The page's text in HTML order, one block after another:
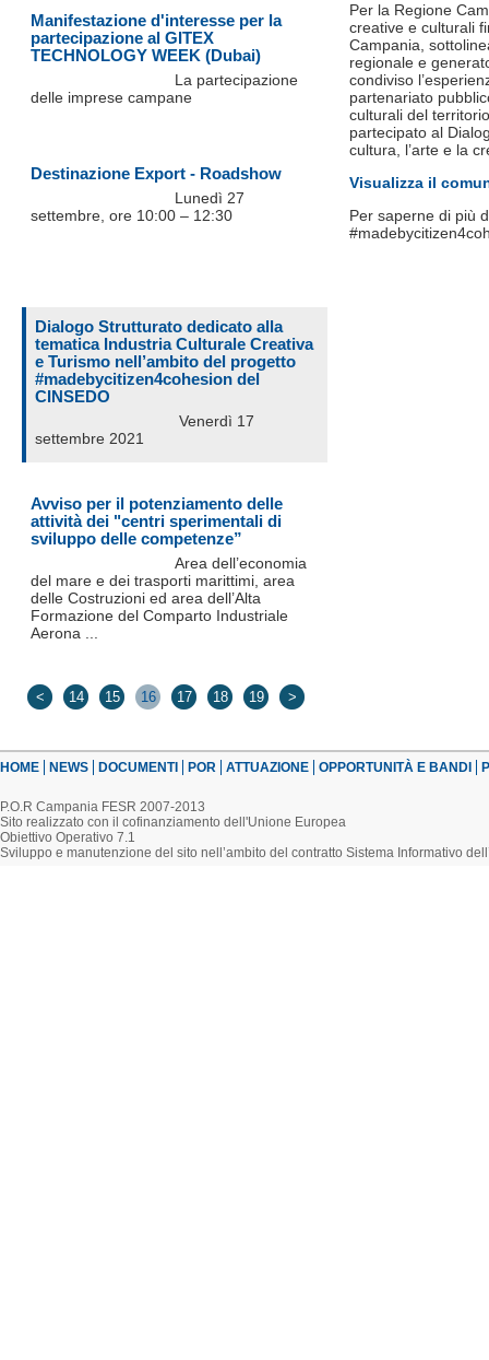
Per la Regione
creative e culturali
Campania,
regionale e
condiviso
partenariato
culturali del
partecipato al
cultura, l’arte e la
Visualizza il
Per saperne di più
Manifestazione d'interesse per la
partecipazione al GITEX
TECHNOLOGY WEEK (Dubai)
La partecipazione
delle imprese campane
Destinazione Export - Roadshow
Lunedì 27
settembre, ore 10:00 – 12:30
Dialogo Strutturato dedicato alla
tematica Industria Culturale Creativa
e Turismo nell’ambito del progetto
#madebycitizen4cohesion del
CINSEDO
Venerdì 17
settembre 2021
Avviso per il potenziamento delle
attività dei "centri sperimentali di
sviluppo delle competenze”
Area dell’economia
del mare e dei trasporti marittimi, area
delle Costruzioni ed area dell’Alta
Formazione del Comparto Industriale
Aerona ...
< 14 15 16 17 18 19 >
HOME NEWS DOCUMENTI POR ATTUAZIONE OPPORTUNITÀ E BANDI
P.O.R Campania FESR 2007-2013
Sito realizzato con il cofinanziamento dell'Unione Europea
Obiettivo Operativo 7.1
Sviluppo e manutenzione del sito nell’ambito del contratto Sistema Informativo